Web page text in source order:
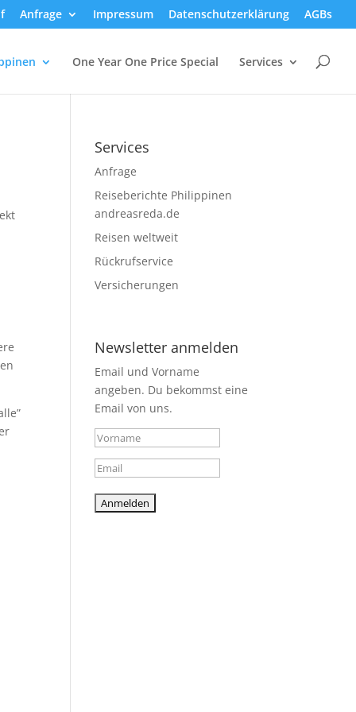
Anfrage Impressum Datenschutzerklärung AGBs
One Year One Price Special Services
Services
Anfrage
Reiseberichte Philippinen
andreasreda.de
Reisen weltweit
Rückrufservice
Versicherungen
Newsletter anmelden
Email und Vorname
angeben. Du bekommst eine
Email von uns.